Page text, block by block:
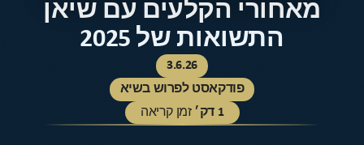
מאחורי הקלעים עם שיאן
התשואות של 2025
3.6.26
פודקאסט לפרוש בשיא
1 דק׳ זמן קריאה